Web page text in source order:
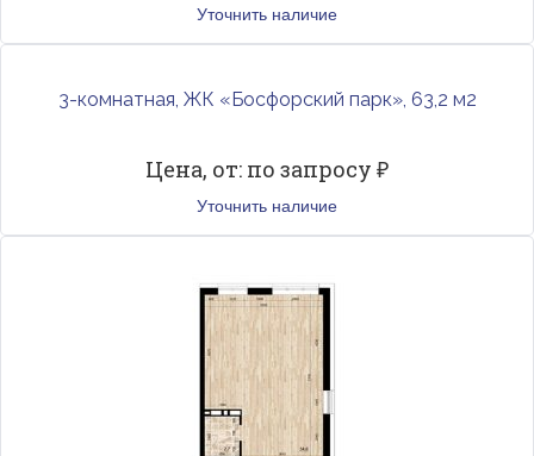
Уточнить наличие
3-комнатная, ЖК «Босфорский парк», 63,2 м2
Цена, от: по запросу ₽
Уточнить наличие